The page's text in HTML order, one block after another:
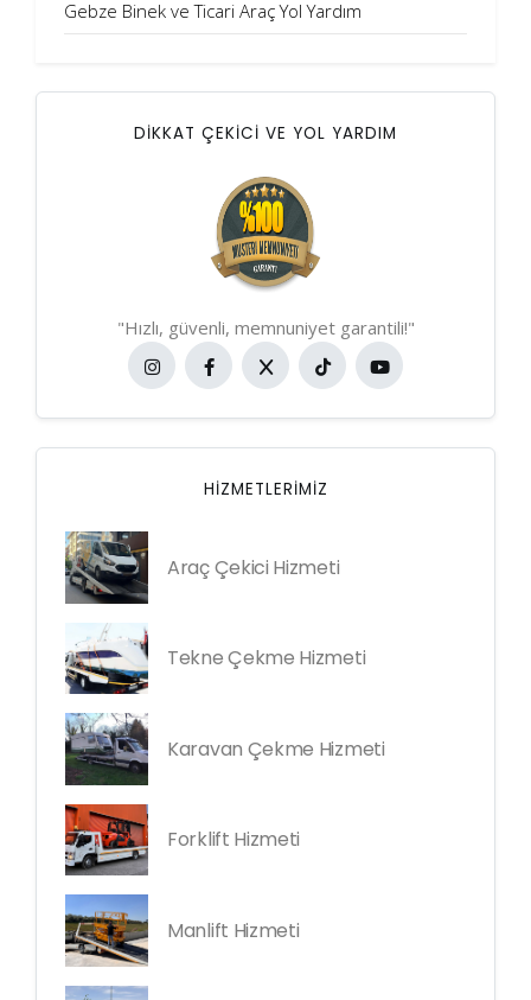
Gebze Binek ve Ticari Araç Yol Yardım
DİKKAT ÇEKİCİ VE YOL YARDIM
"Hızlı, güvenli, memnuniyet garantili!"
HIZMETLERIMIZ
Araç Çekici Hizmeti
Tekne Çekme Hizmeti
Karavan Çekme Hizmeti
Forklift Hizmeti
Manlift Hizmeti